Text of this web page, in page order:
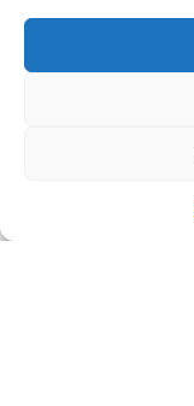
„Ceasu’ Rău”.
fugit, arestat